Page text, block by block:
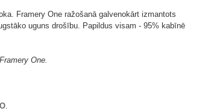
Framery One ražošanā galvenokārt izmantots
uguns drošību. Papildus visam - 95% kabīnē
One.
.